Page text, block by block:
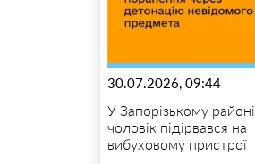
30.07.2026, 09:44
У Запорізькому районі
чоловік підірвався на
вибуховому пристрої